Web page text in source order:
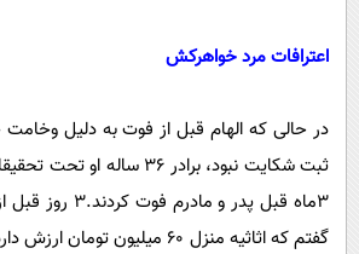
اعترافات مرد خواهرکش
در حالی که الهام قبل از فوت به دلیل
ثبت شکایت نبود، برادر ۳۶
۳ماه قبل پدر و
گفتم که اثاثیه منزل ۶۰ میلیون